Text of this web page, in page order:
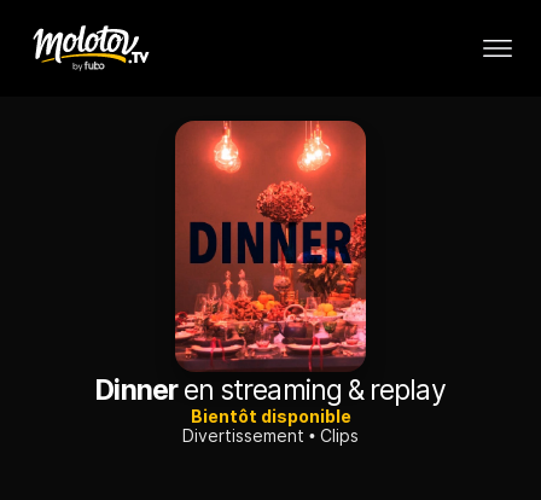
Dinneren streaming & replay
Bientôt disponible
Divertissement
Clips